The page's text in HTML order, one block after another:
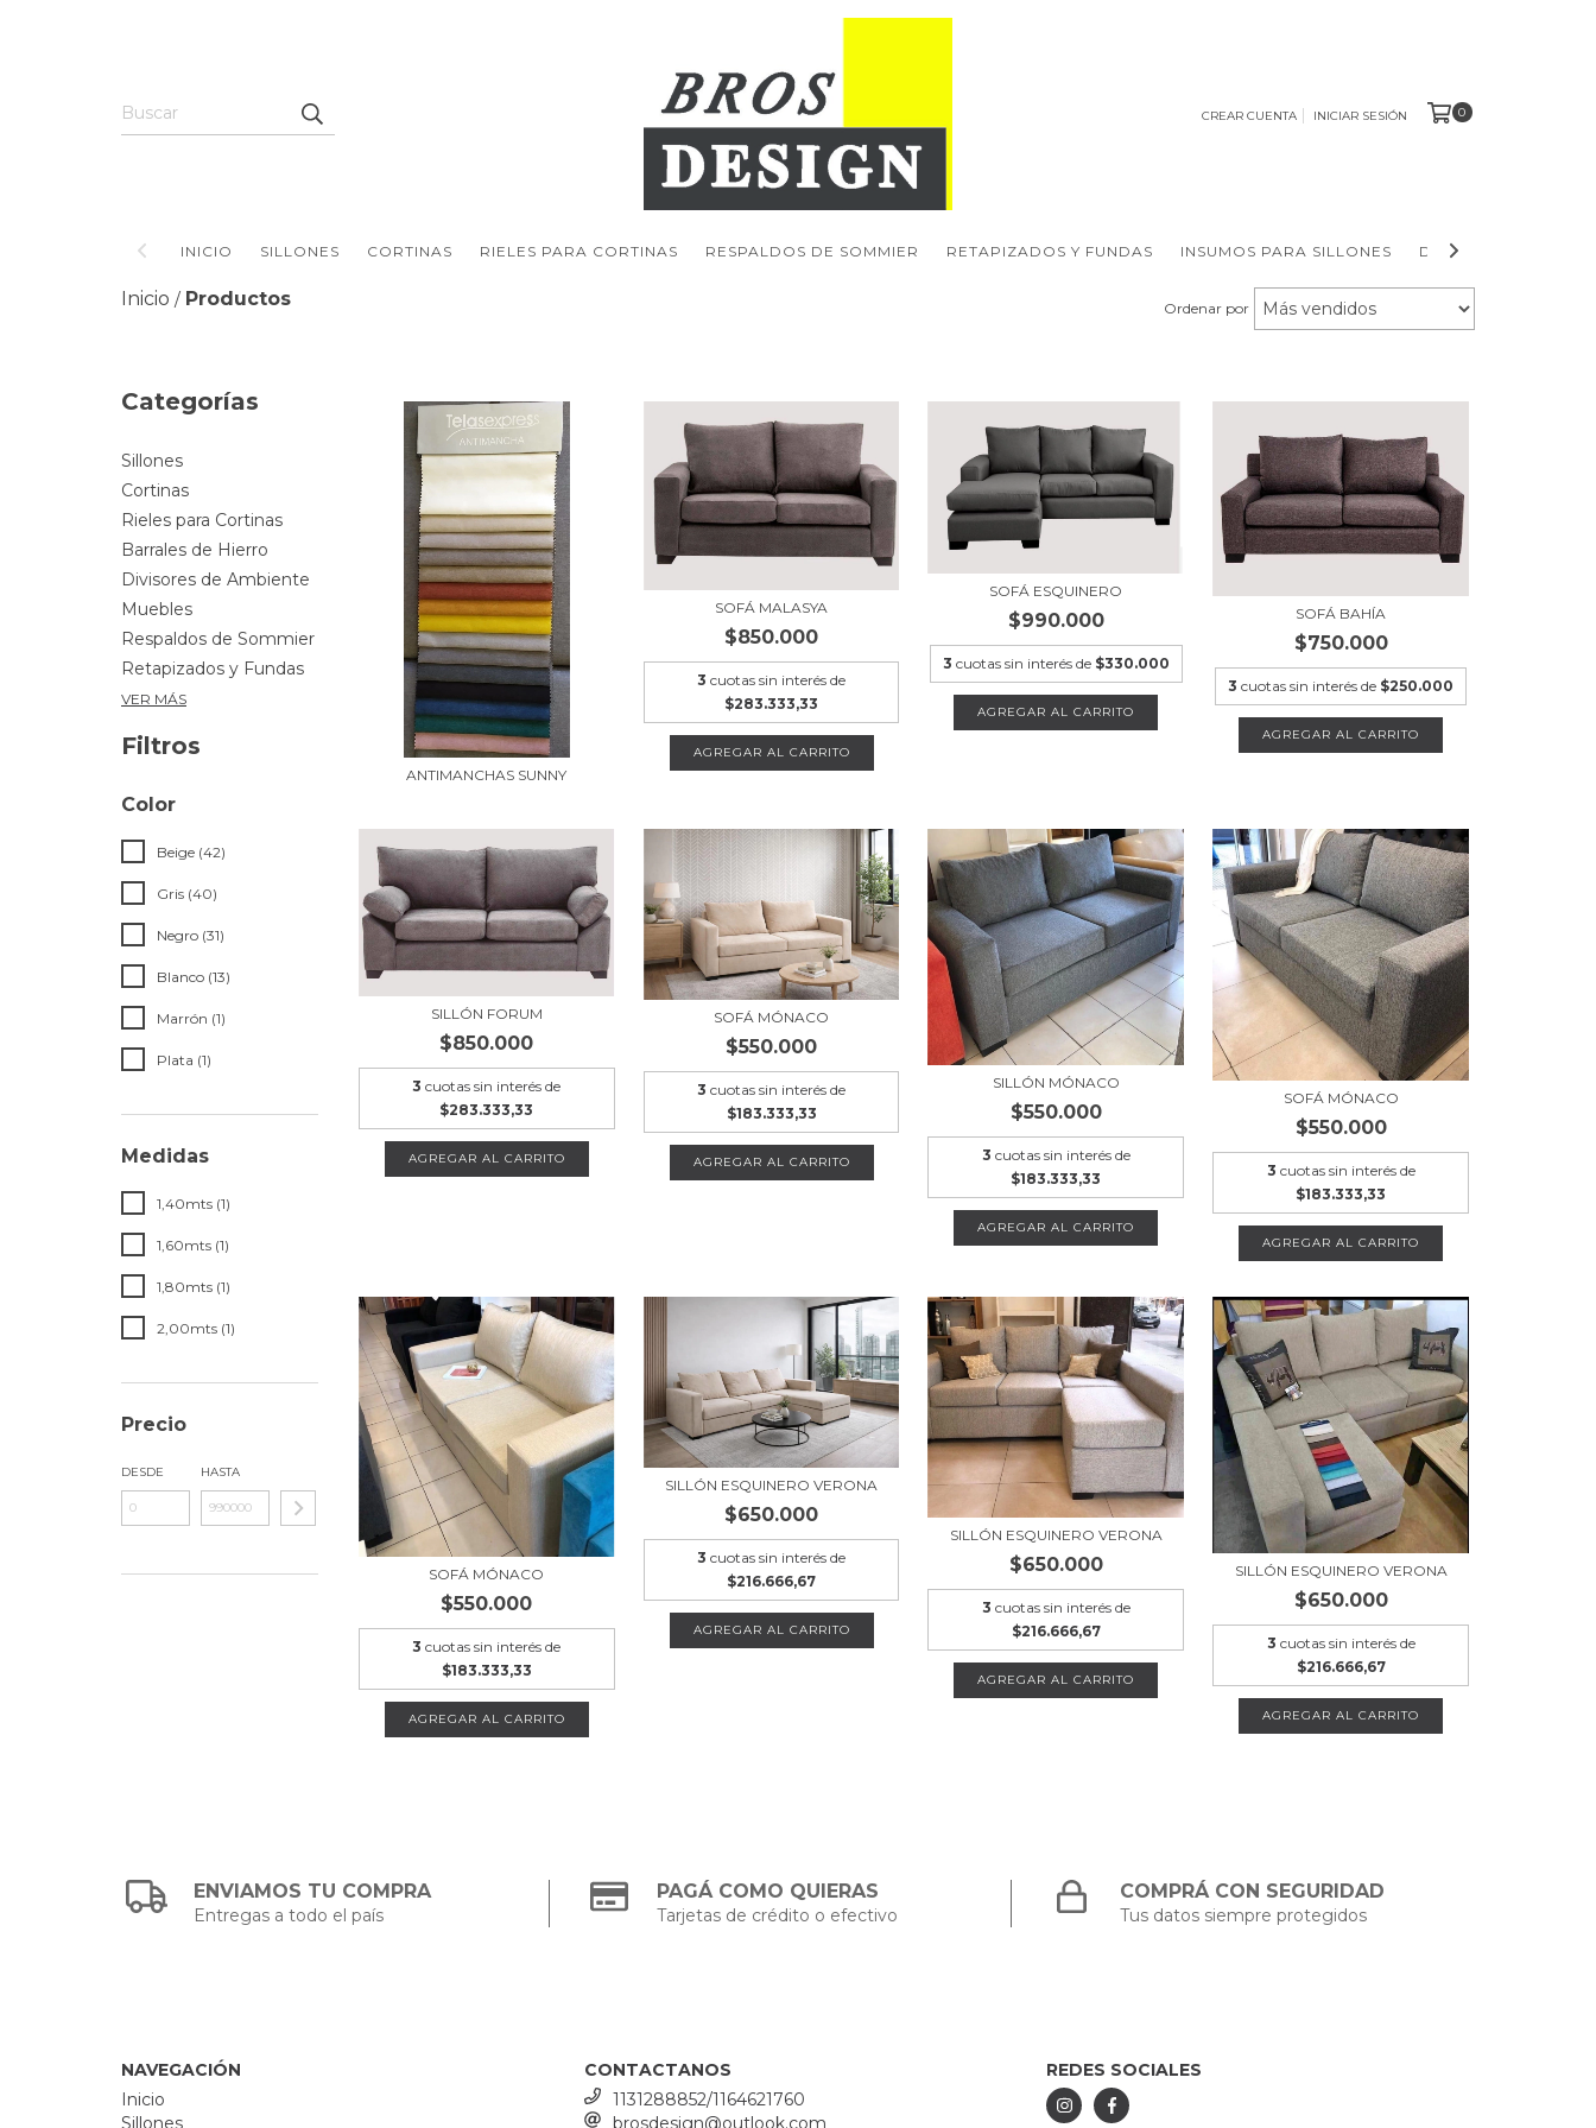
CREAR CUENTA INICIAR SESIÓN 0
INICIO SILLONES CORTINAS RIELES PARA CORTINAS RESPALDOS DE SOMMIER RETAPIZADOS Y FUNDAS INSUMOS PARA SILLONES DIVISORES DE
Inicio / Productos Ordenar por
Categorías
Sillones
Cortinas
Rieles para Cortinas
Barrales de Hierro
Divisores de Ambiente
Muebles
Respaldos de Sommier
Retapizados y Fundas
VER MÁS
Filtros
Color
Beige (42)
Gris (40)
Negro (31)
Blanco (13)
Marrón (1)
Plata (1)
Medidas
1,40mts (1)
1,60mts (1)
1,80mts (1)
2,00mts (1)
Precio
DESDE HASTA
ANTIMANCHAS SUNNY
SOFÁ MALASYA
$850.000
3 cuotas sin interés de
$283.333,33
AGREGAR AL CARRITO
SOFÁ ESQUINERO
$990.000
3 cuotas sin interés de $330.000
SOFÁ BAHÍA
$750.000
3 cuotas sin interés de $250.000
AGREGAR AL CARRITO
SILLÓN FORUM
$850.000
3 cuotas sin interés de
$283.333,33
AGREGAR AL CARRITO
SOFÁ MÓNACO
$550.000
3 cuotas sin interés de
$183.333,33
AGREGAR AL CARRITO
SILLÓN MÓNACO
$550.000
3 cuotas sin interés de
$183.333,33
AGREGAR AL CARRITO
SOFÁ MÓNACO
$550.000
3 cuotas sin interés de
$183.333,33
AGREGAR AL CARRITO
SOFÁ MÓNACO
$550.000
3 cuotas sin interés de
$183.333,33
AGREGAR AL CARRITO
SILLÓN ESQUINERO VERONA
$650.000
3 cuotas sin interés de
$216.666,67
AGREGAR AL CARRITO
SILLÓN ESQUINERO VERONA
$650.000
3 cuotas sin interés de
$216.666,67
AGREGAR AL CARRITO
SILLÓN ESQUINERO VERONA
$650.000
3 cuotas sin interés de
$216.666,67
AGREGAR AL CARRITO
ENVIAMOS TU COMPRA
Entregas a todo el país
PAGÁ COMO QUIERAS
Tarjetas de crédito o efectivo
COMPRÁ CON SEGURIDAD
Tus datos siempre protegidos
NAVEGACIÓN
Inicio
Sillones
CONTACTANOS
1131288852/1164621760
brosdesign@outlook.com
REDES SOCIALES